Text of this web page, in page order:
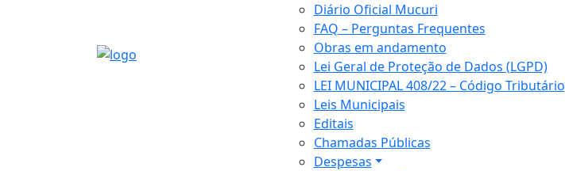
Diário Oficial Mucuri
FAQ – Perguntas Frequentes
Obras em andamento
Lei Geral de Proteção de Dados (LGPD)
LEI MUNICIPAL 408/22 – Código Tributário
Leis Municipais
Editais
Chamadas Públicas
Despesas